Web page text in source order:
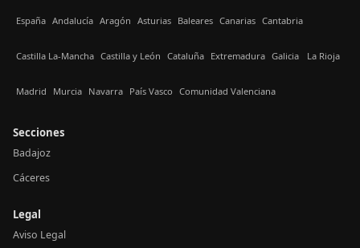
España Andalucía Aragón Asturias Baleares Canarias Cantabria
Castilla La-Mancha Castilla y León Cataluña Extremadura Galicia La Rioja
Madrid Murcia Navarra País Vasco Comunidad Valenciana
Secciones
Badajoz
Cáceres
Legal
Aviso Legal